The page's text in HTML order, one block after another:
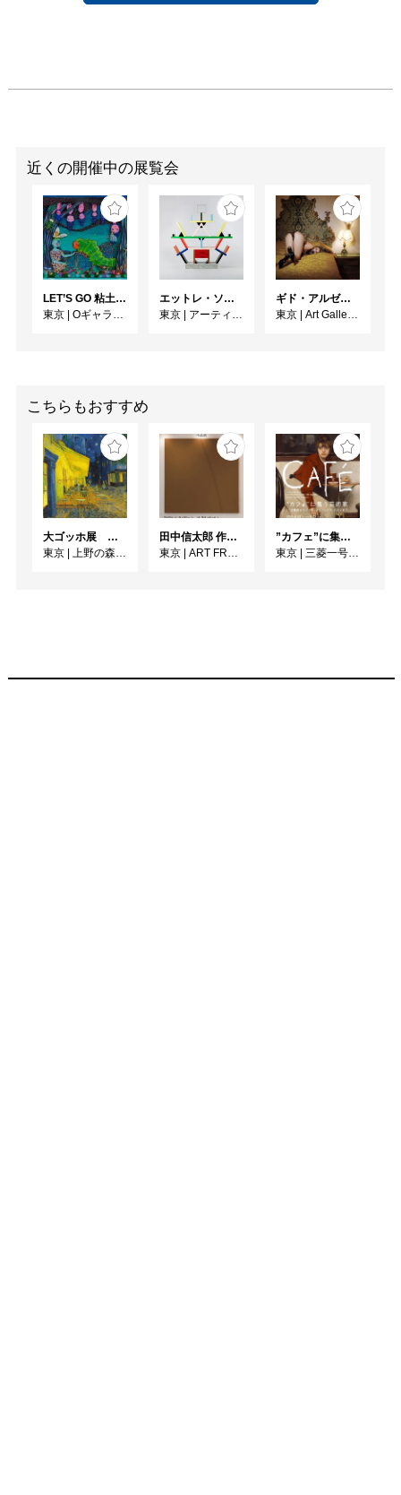
近くの開催中の展覧会
LET’S GO 粘土（クレイ）ジ−
東京
Oギャラリー
エットレ・ソットサス —魔法がはじまるとき、デザインは生まれる
東京
アーティゾン美術館
ギド・アルゼンチーニ写真展 『女性的宇宙』
東京
Art Gallery M84
こちらもおすすめ
大ゴッホ展 夜のカフェテラス
東京
上野の森美術館
田中信太郎 作品展
東京
ART FRONT GALLERY
”カフェ”に集う芸術家 ー印象派からゴッホ、ロートレック、ピカソまで
東京
三菱一号館美術館